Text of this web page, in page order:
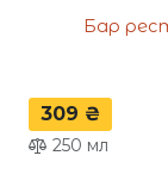
Бар
309 ₴
250 мл